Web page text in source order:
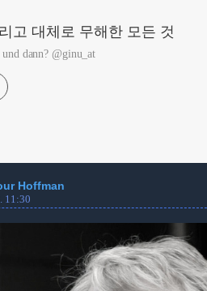
고 대체로 무해한 모든 것
dann? @ginu_at
Hoffman
11:30